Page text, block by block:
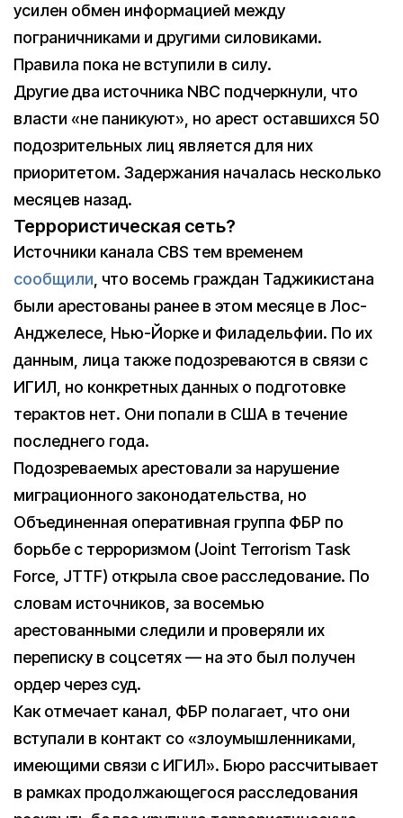
усилен обмен информацией между
пограничниками и другими силовиками.
Правила пока не вступили в силу.
Другие два источника NBC подчеркнули, что
власти «не паникуют», но арест оставшихся 50
подозрительных лиц является для них
приоритетом. Задержания началась несколько
месяцев назад.
Террористическая сеть?
Источники канала CBS тем временем
сообщили, что восемь граждан Таджикистана
были арестованы ранее в этом месяце в Лос-
Анджелесе, Нью-Йорке и Филадельфии. По их
данным, лица также подозреваются в связи с
ИГИЛ, но конкретных данных о подготовке
терактов нет. Они попали в США в течение
последнего года.
Подозреваемых арестовали за нарушение
миграционного законодательства, но
Объединенная оперативная группа ФБР по
борьбе с терроризмом (Joint Terrorism Task
Force, JTTF) открыла свое расследование. По
словам источников, за восемью
арестованными следили и проверяли их
переписку в соцсетях — на это был получен
ордер через суд.
Как отмечает канал, ФБР полагает, что они
вступали в контакт со «злоумышленниками,
имеющими связи с ИГИЛ». Бюро рассчитывает
в рамках продолжающегося расследования